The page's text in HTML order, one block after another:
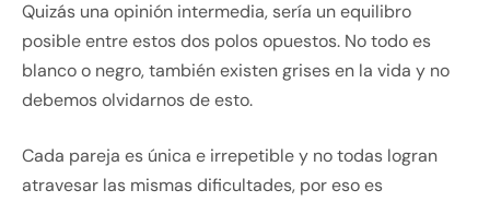
Quizás una opinión intermedia, sería un equilibro
posible entre estos dos polos opuestos. No todo es
blanco o negro, también existen grises en la vida y no
debemos olvidarnos de esto.
Cada pareja es única e irrepetible y no todas logran
atravesar las mismas dificultades, por eso es